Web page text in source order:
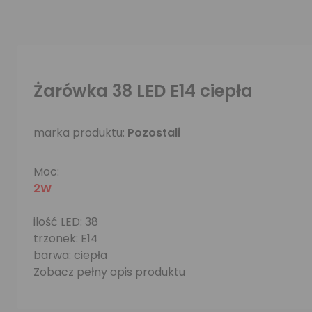
Żarówka 38 LED E14 ciepła
marka produktu: Pozostali
Moc:
2W
ilość LED: 38
trzonek: E14
barwa: ciepła
Zobacz pełny opis produktu